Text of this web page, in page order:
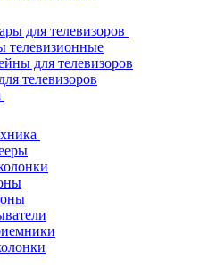
для телевизоров
телевизионные
для телевизоров
телевизоров